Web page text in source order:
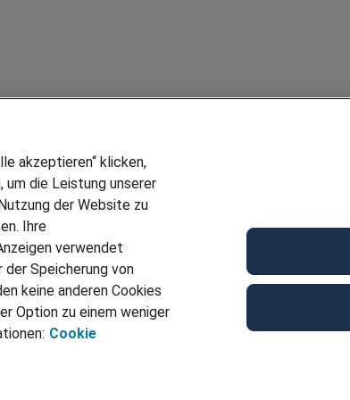
PARTNERSHIP WITH AIRBUS
akzeptieren“ klicken,
um die Leistung unserer
der Website zu
Ihre
verwendet
der Speicherung von
keine anderen Cookies
Option zu einem weniger
Cookie